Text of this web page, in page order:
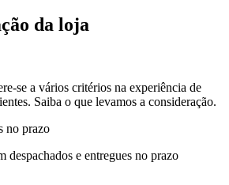
da loja
se a vários critérios na experiência de
Saiba o que levamos a consideração.
no prazo
despachados e entregues no prazo